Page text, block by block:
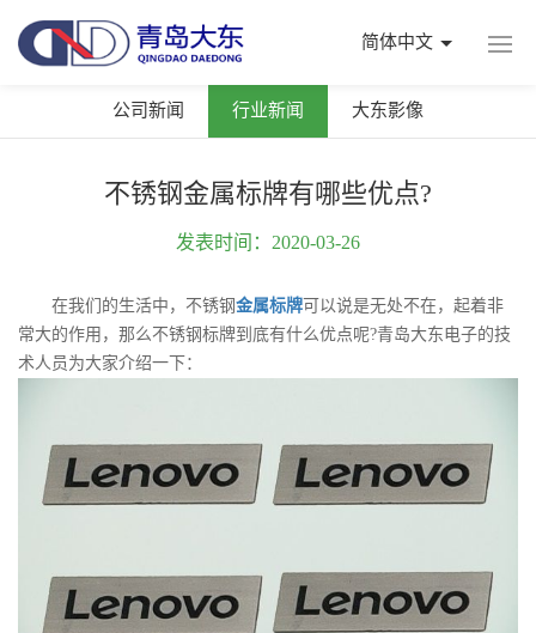
简体中文
公司新闻 行业新闻 大东影像
不锈钢金属标牌有哪些优点?
发表时间：2020-03-26
在我们的生活中，不锈钢金属标牌可以说是无处不在，起着非
常大的作用，那么不锈钢标牌到底有什么优点呢?青岛大东电子的技
术人员为大家介绍一下：